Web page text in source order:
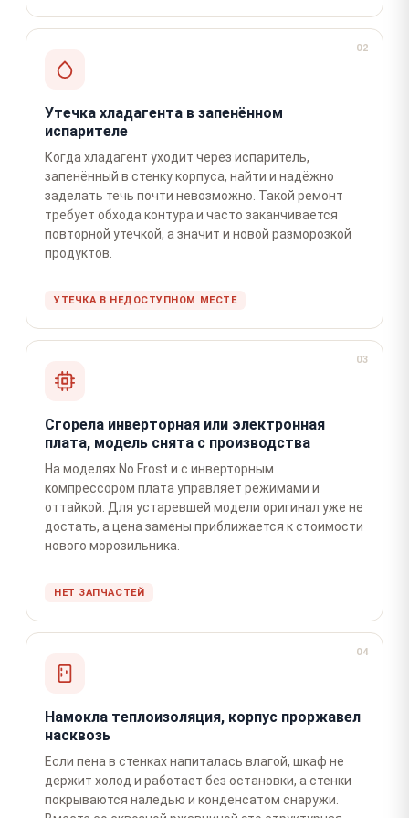
02
Утечка хладагента в запенённом
испарителе
Когда хладагент уходит через испаритель,
запенённый в стенку корпуса, найти и надёжно
заделать течь почти невозможно. Такой ремонт
требует обхода контура и часто заканчивается
повторной утечкой, а значит и новой разморозкой
продуктов.
УТЕЧКА В НЕДОСТУПНОМ МЕСТЕ
03
Сгорела инверторная или электронная
плата, модель снята с производства
На моделях No Frost и с инверторным
компрессором плата управляет режимами и
оттайкой. Для устаревшей модели оригинал уже не
достать, а цена замены приближается к стоимости
нового морозильника.
НЕТ ЗАПЧАСТЕЙ
04
Намокла теплоизоляция, корпус проржавел
насквозь
Если пена в стенках напиталась влагой, шкаф не
держит холод и работает без остановки, а стенки
покрываются наледью и конденсатом снаружи.